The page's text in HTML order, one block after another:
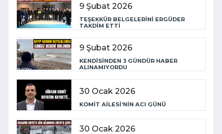
9 Şubat 2026
TEŞEKKÜR BELGELERİNİ ERGÜDER
TAKDİM ETTİ
9 Şubat 2026
KENDİSİNDEN 3 GÜNDÜR HABER
ALINAMIYORDU
30 Ocak 2026
KOMİT AİLESİ’NİN ACI GÜNÜ
30 Ocak 2026